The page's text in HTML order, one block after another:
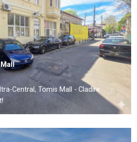
Central, Tomis Mall - Cladire